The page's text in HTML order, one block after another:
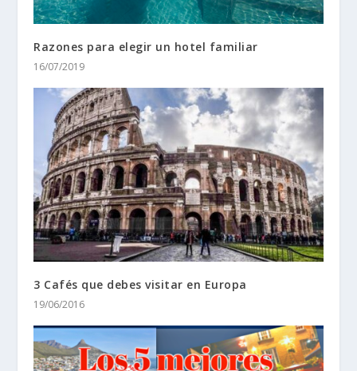
Razones para elegir un hotel familiar
16/07/2019
3 Cafés que debes visitar en Europa
19/06/2016